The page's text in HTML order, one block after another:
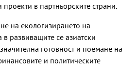
проекти в партньорските страни.
на екологизирането на
в развиващите се азиатски
готовност и поемане на
и политическите